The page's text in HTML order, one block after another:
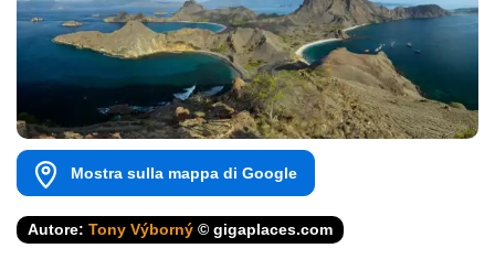
Mostra sulla mappa di Google
Autore: Tony Výborný © gigaplaces.com